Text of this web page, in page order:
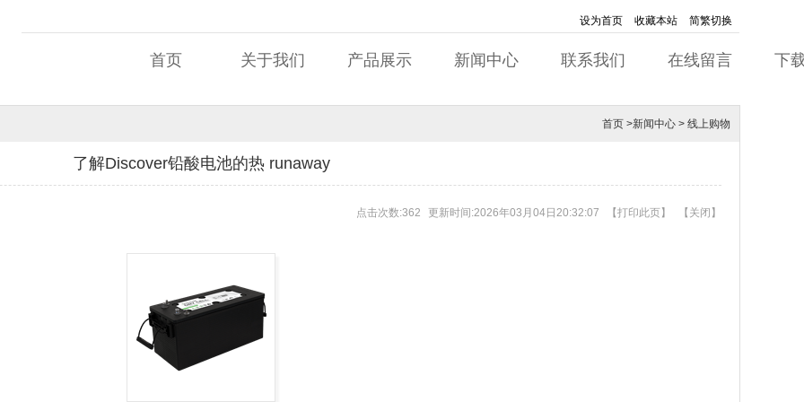
设为首页 收藏本站 简繁切换
首页 关于我们 产品展示 新闻中心 联系我们 在线留言 下
首页 >新闻中心 > 线上购物
了解Discover铅酸电池的热 runaway
点击次数:362 更新时间:2026年03月04日20:32:07 【打印此页】 【 关闭 】